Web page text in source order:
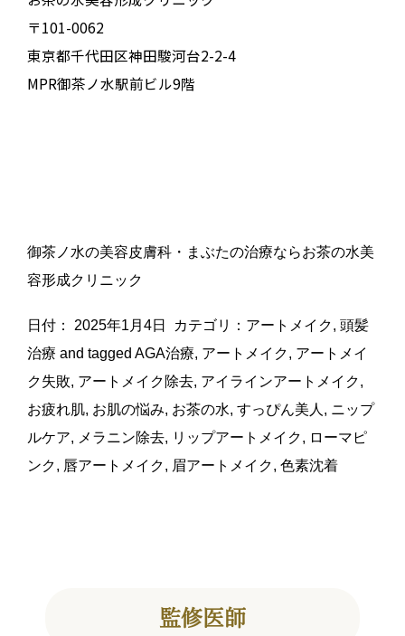
〒101-0062
東京都千代田区神田駿河台2-2-4
MPR御茶ノ水駅前ビル9階
御茶ノ水の美容皮膚科・まぶたの治療ならお茶の水美
容形成クリニック
日付： 2025年1月4日 カテゴリ： アートメイク, 頭髪
治療 and tagged AGA治療, アートメイク, アートメイ
ク失敗, アートメイク除去, アイラインアートメイク,
お疲れ肌, お肌の悩み, お茶の水, すっぴん美人 , ニップ
ルケア, メラニン除去, リップアートメイク, ローマピ
ンク, 唇アートメイク, 眉アートメイク, 色素沈着
監修医師